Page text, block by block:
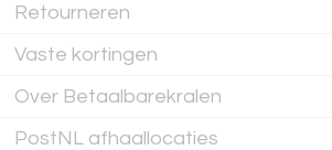
Retourneren
Vaste kortingen
Over Betaalbarekralen
PostNL afhaallocaties